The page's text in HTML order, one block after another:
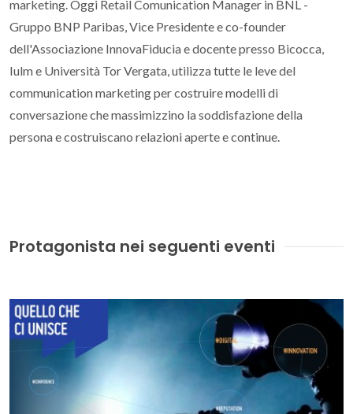
marketing. Oggi Retail Comunication Manager in BNL -
Gruppo BNP Paribas, Vice Presidente e co-founder
dell'Associazione InnovaFiducia e docente presso Bicocca,
Iulm e Università Tor Vergata, utilizza tutte le leve del
communication marketing per costruire modelli di
conversazione che massimizzino la soddisfazione della
persona e costruiscano relazioni aperte e continue.
Protagonista nei seguenti eventi